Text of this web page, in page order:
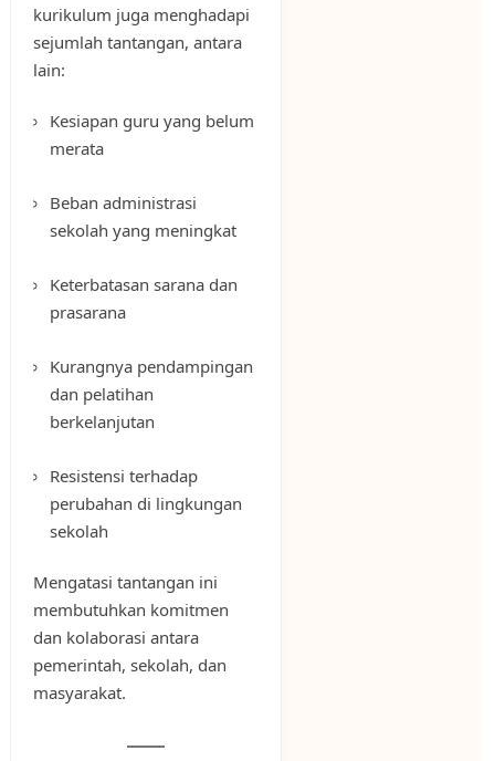
kurikulum juga menghadapi
sejumlah tantangan, antara
lain:
Kesiapan guru yang belum
merata
Beban administrasi
sekolah yang meningkat
Keterbatasan sarana dan
prasarana
Kurangnya pendampingan
dan pelatihan
berkelanjutan
Resistensi terhadap
perubahan di lingkungan
sekolah
Mengatasi tantangan ini
membutuhkan komitmen
dan kolaborasi antara
pemerintah, sekolah, dan
masyarakat.